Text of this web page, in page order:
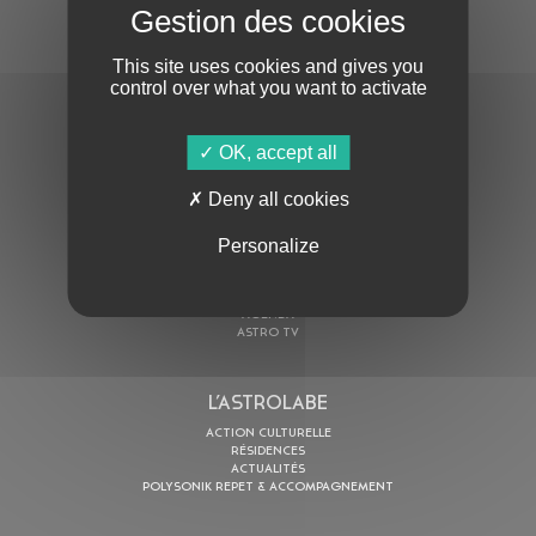
S'ABONNER À LA NEWSLETTER
En cochant cette case, j’accepte la Politique de confidentialité
AGENDA
ASTRO TV
L’ASTROLABE
ACTION CULTURELLE
RÉSIDENCES
ACTUALITÉS
POLYSONIK REPET & ACCOMPAGNEMENT
This site uses cookies and gives you
control over what you want to activate
OK, accept all
Deny all cookies
Personalize